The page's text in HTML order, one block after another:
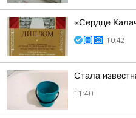
«Сердце
10:42
Стала
11:40